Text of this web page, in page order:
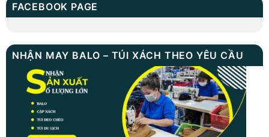
FACEBOOK PAGE
NHẬN MAY BALO – TÚI XÁCH THEO YÊU CẦU